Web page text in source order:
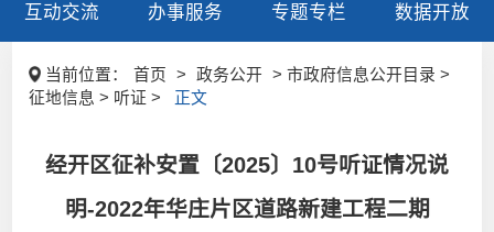
互动交流 办事服务 专题专栏 数据开放
当前位置： 首页 > 政务公开
> 市政府信息公开目录 >
征地信息 > 听证 >
正文
经开区征补安置〔2025〕10号听证情况说
明-2022年华庄片区道路新建工程二期